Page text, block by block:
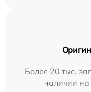
Более 20 тыс.
наличии на